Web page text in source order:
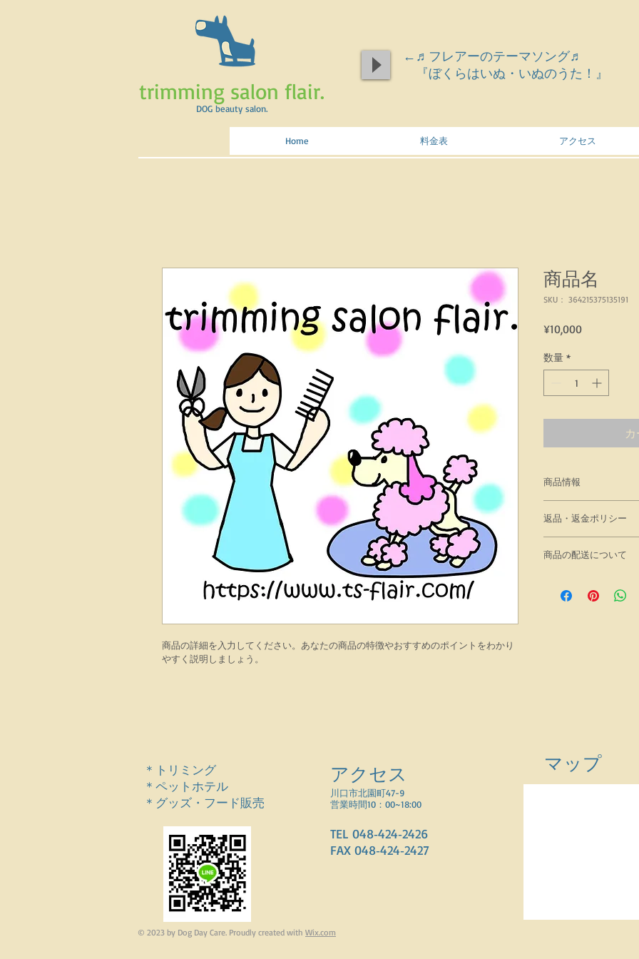
trimming salon flair.
DOG beauty salon.
←♬フレアーのテーマソング♬
『ぼくらはいぬ・いぬのうた！』
Home 料金表 アクセス
商品の詳細を入力してください。あなたの商品の特徴やおすすめのポイントをわかり
やすく説明しましょう。
商品名
SKU： 364215375135191
¥10,000価
数量 *
商品情報
明に加え、商品の特
しましょう。
返品・返金ポリシー
だけなかった場合の
頼を獲得し、安心し
商品の配送について
する情報を入力して
＊トリミング
＊ペットホテル
＊グッズ・フード販売
アクセス
川口市北園町47-9
営業時間10：00~18:00
TEL 048‐424‐2426
FAX 048‐424‐2427
マップ
© 2023 by Dog Day Care. Proudly created with Wix.com